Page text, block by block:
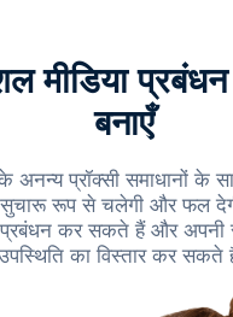
मीडिया
बनाएँ
प्रॉक्सी समाधानों के
सुचारू रूप से चलेगी और फल
कर सकते हैं और अपनी
का विस्तार कर सकते